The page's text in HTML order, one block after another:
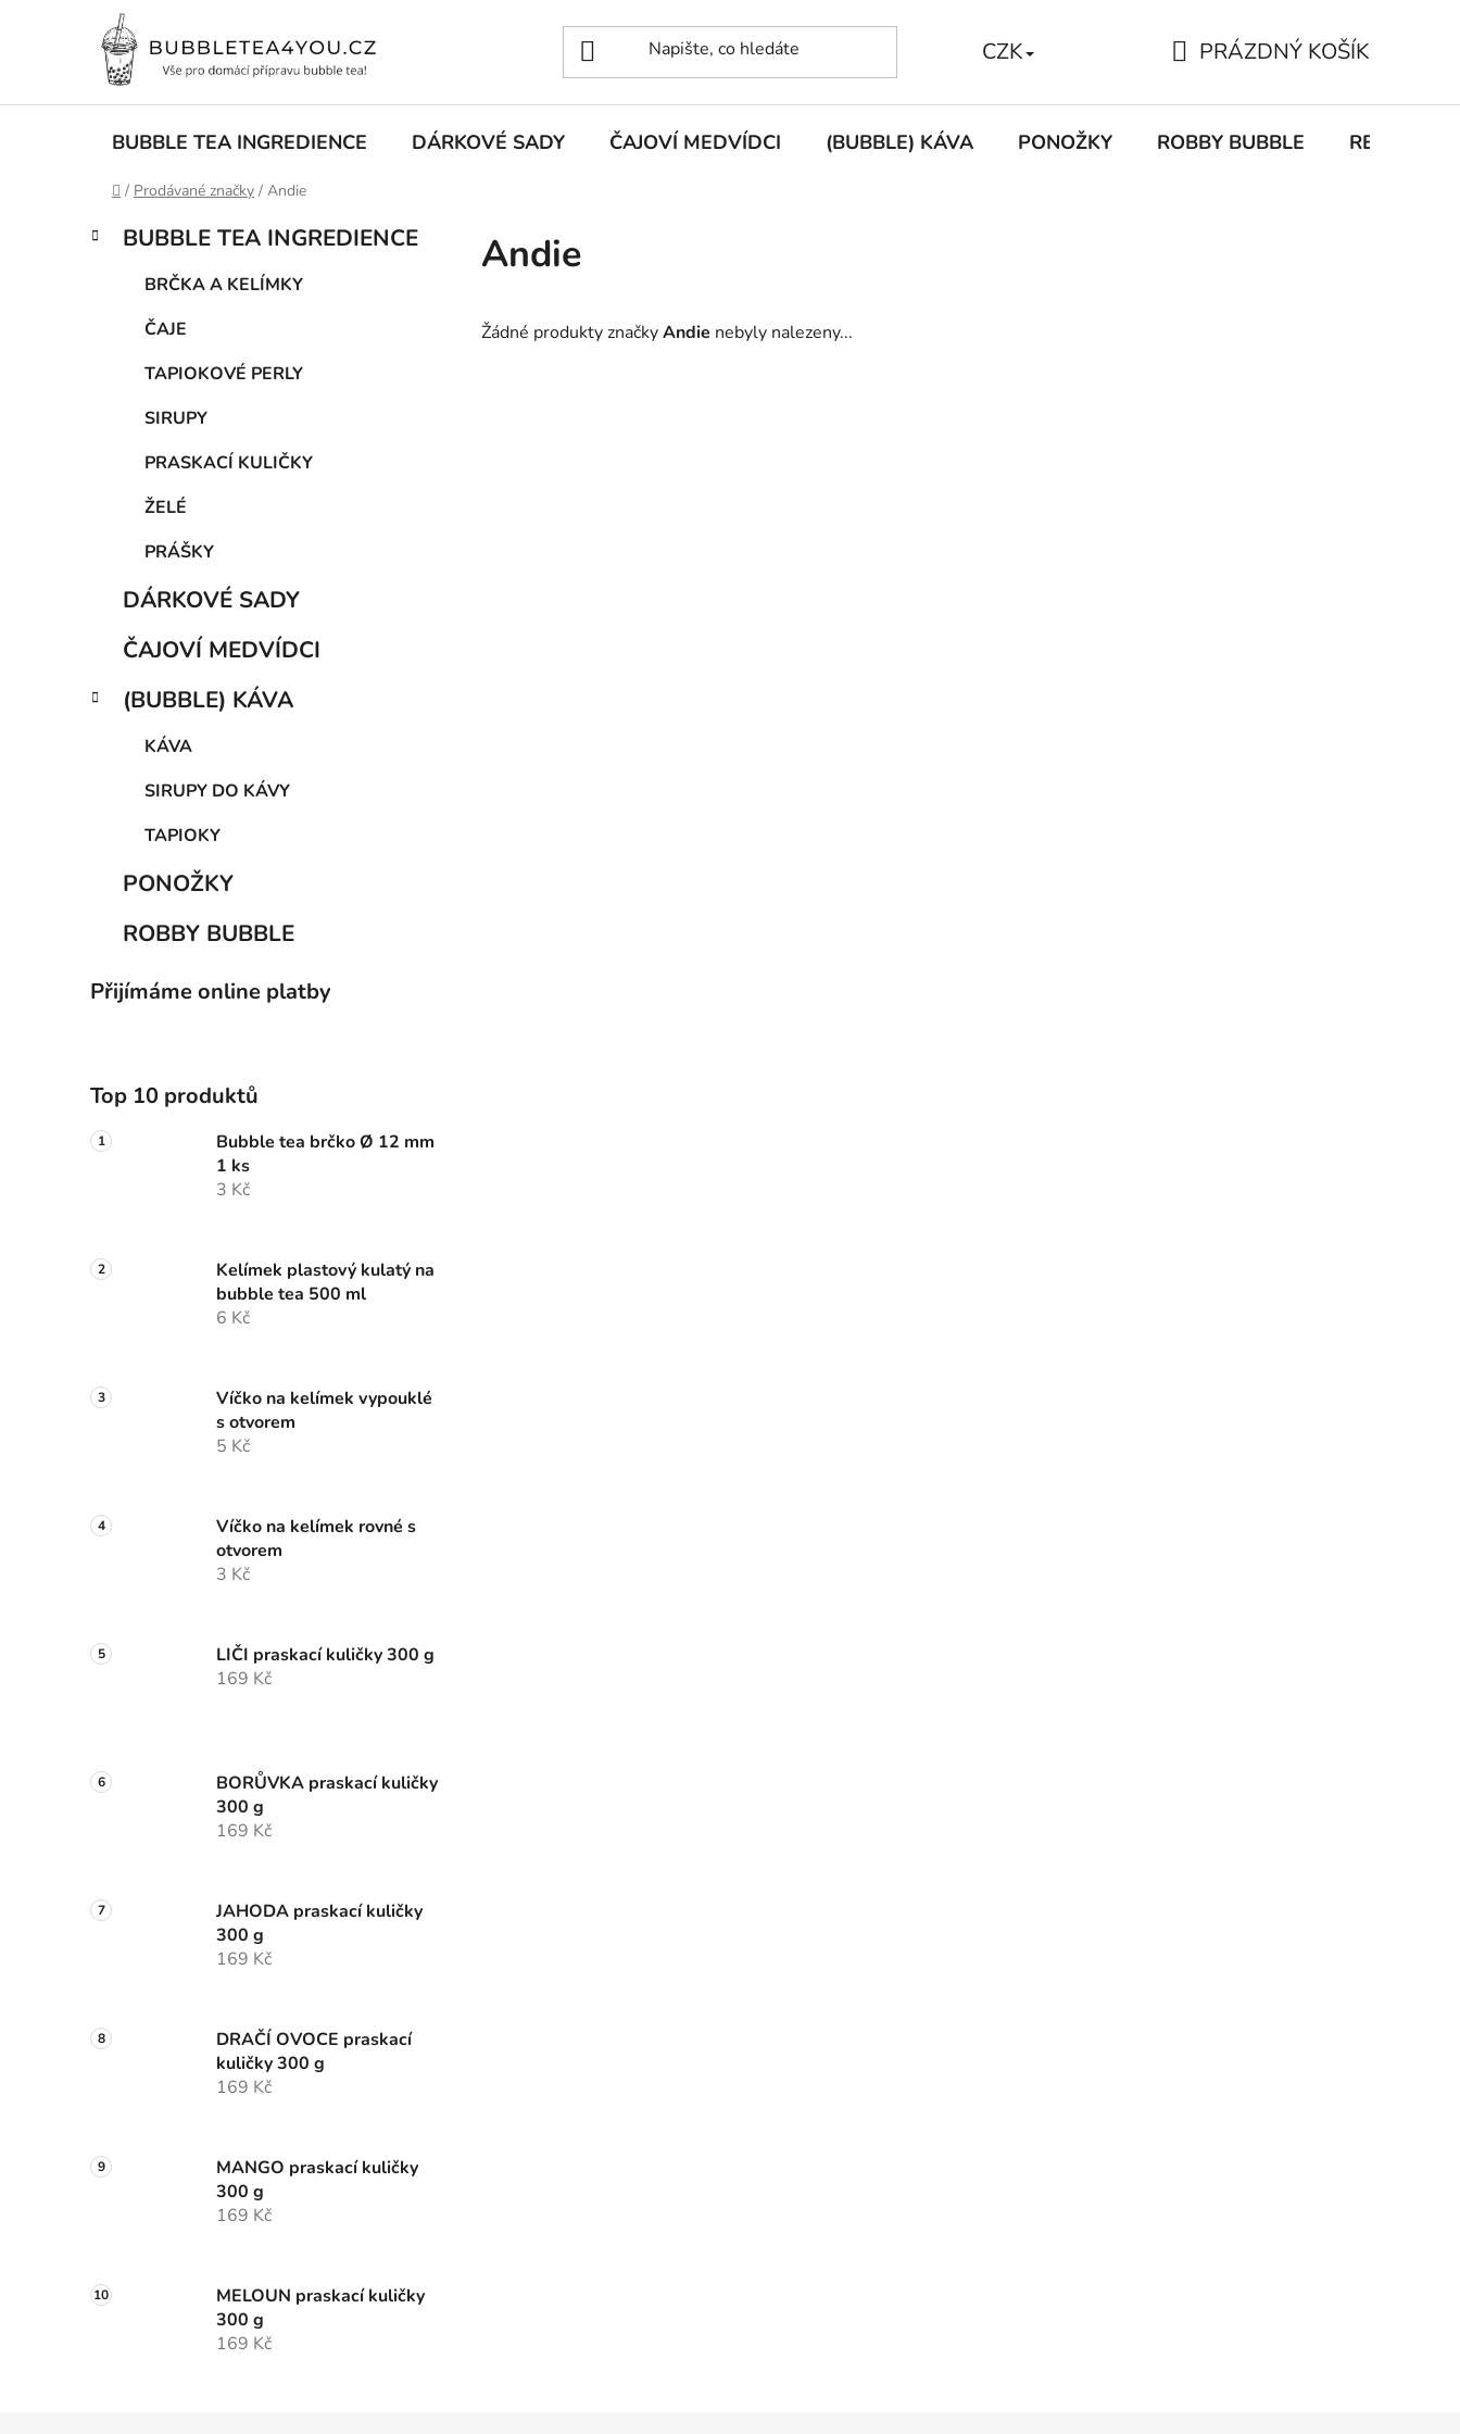
CZK
KOŠÍK
PRÁZDNÝ KOŠÍK
BUBBLE TEA INGREDIENCE DÁRKOVÉ SADY ČAJOVÍ MEDVÍDCI (BUBBLE) KÁVA PONOŽKY ROBBY BUBBLE RECEPTY
Domů
/ Prodávané značky / Andie
PPřeskočit
kategorie
K
a
BUBBLE TEA INGREDIENCE
BRČKA A KELÍMKY
ČAJE
TAPIOKOVÉ PERLY
SIRUPY
PRASKACÍ KULIČKY
ŽELÉ
PRÁŠKY
DÁRKOVÉ SADY
ČAJOVÍ MEDVÍDCI
(BUBBLE) KÁVA
KÁVA
SIRUPY DO KÁVY
TAPIOKY
PONOŽKY
ROBBY BUBBLE
Přijímáme online platby
Top 10 produktů
Bubble tea brčko Ø 12 mm
1 ks
3 Kč
Kelímek plastový kulatý na
bubble tea 500 ml
6 Kč
Víčko na kelímek vypouklé
s otvorem
5 Kč
Víčko na kelímek rovné s
otvorem
3 Kč
LIČI praskací kuličky 300 g
169 Kč
BORŮVKA praskací kuličky
300 g
169 Kč
JAHODA praskací kuličky
300 g
169 Kč
DRAČÍ OVOCE praskací
kuličky 300 g
169 Kč
MANGO praskací kuličky
300 g
169 Kč
MELOUN praskací kuličky
300 g
169 Kč
Andie
Žádné produkty značkyAndie nebyly nalezeny...